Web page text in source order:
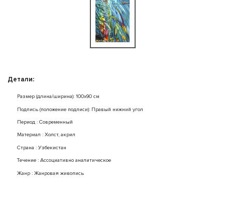
Детали:
Размер (длина/ширина): 100x90 см
Подпись (положение подписи): Правый нижний угол
Период : Современный
Mатериал : Холст, акрил
Страна : Узбекистан
Течение : Ассоциативно аналитическое
Жанр : Жанровая живопись